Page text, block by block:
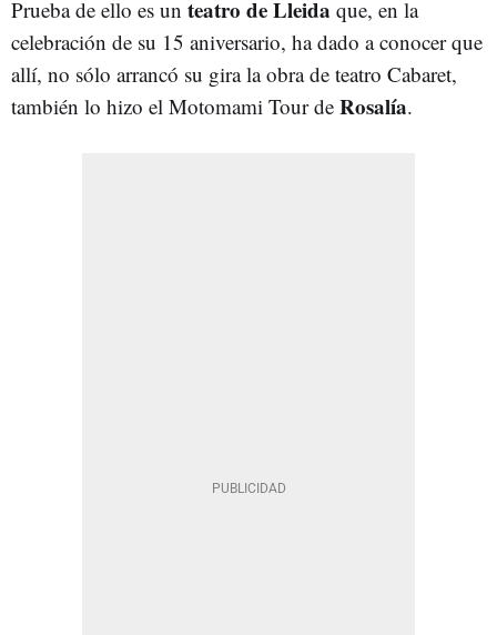
Prueba de ello es un teatro de Lleida que, en la
celebración de su 15 aniversario, ha dado a conocer que
allí, no sólo arrancó su gira la obra de teatro Cabaret,
también lo hizo el Motomami Tour de Rosalía.